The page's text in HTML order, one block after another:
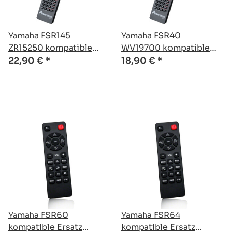
Yamaha FSR145
ZR15250 kompatible
Ersatz Fernbedienung
22,90 € *
Yamaha FSR40
WV19700 kompatible
Ersatz Fernbedienung
18,90 € *
Yamaha FSR60
kompatible Ersatz
Yamaha FSR64
kompatible Ersatz